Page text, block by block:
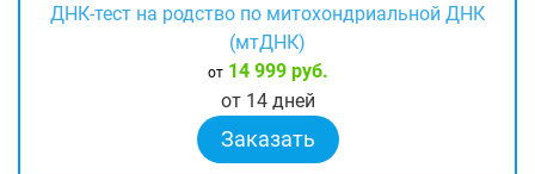
ДНК-тест на родство по митохондриальной ДНК
(мтДНК)
от14 999 руб.
от 14 дней
Заказать